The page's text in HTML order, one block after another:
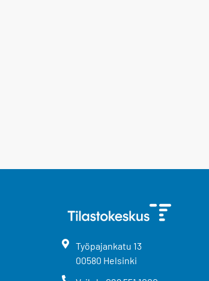
Työpajankatu 13
00580 Helsinki